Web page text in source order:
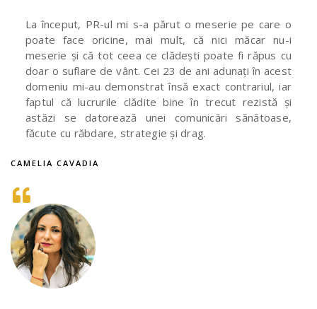
La început, PR-ul mi s-a părut o meserie pe care o
poate face oricine, mai mult, că nici măcar nu-i
meserie și că tot ceea ce clădești poate fi răpus cu
doar o suflare de vânt. Cei 23 de ani adunați în acest
domeniu mi-au demonstrat însă exact contrariul, iar
faptul că lucrurile clădite bine în trecut rezistă și
astăzi se datorează unei comunicări sănătoase,
făcute cu răbdare, strategie și drag.
CAMELIA CAVADIA